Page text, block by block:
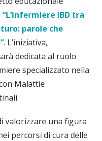
“L’infermiere IBD tra
parole che
. L’iniziativa,
dedicata al ruolo
specializzato nella
Malattie
valorizzare una figura
percorsi di cura delle